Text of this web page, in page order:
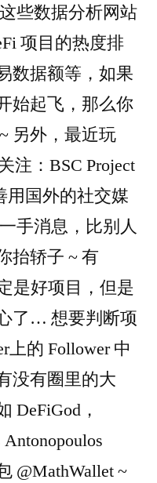
些数据分析网站
项目的热度排
数据额等，如果
始起飞，那么你
另外，最近玩
注：BSC Project
用国外的社交媒
手消息，比别人
抬轿子 ~ 有
是好项目，但是
了… 想要判断项
上的 Follower 中
没有圈里的大
DeFiGod，
@MathWallet ~